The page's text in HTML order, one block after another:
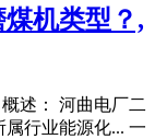
机类型？,
述： 河曲电厂二
行业能源化... 一